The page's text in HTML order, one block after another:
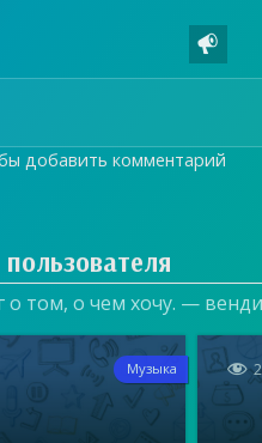

добавить комментарий
о том, о чем хочу. —
Музыка  2